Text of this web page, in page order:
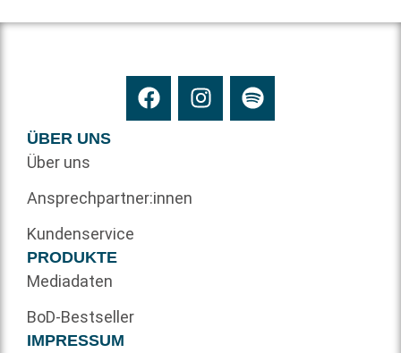
ÜBER UNS
Über uns
Ansprechpartner:innen
Kundenservice
PRODUKTE
Mediadaten
BoD-Bestseller
IMPRESSUM